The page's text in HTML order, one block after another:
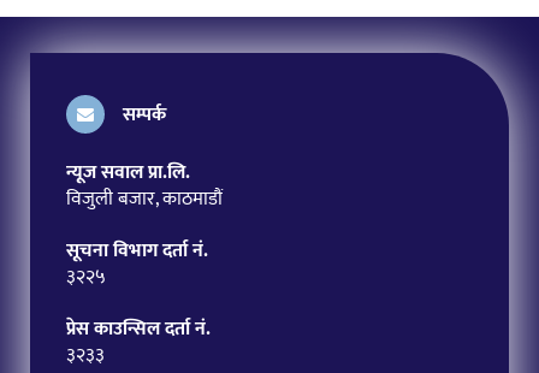
सम्पर्क
न्यूज सवाल प्रा.लि.
विजुली बजार, काठमाडौं
सूचना विभाग दर्ता नं.
३२२५
प्रेस काउन्सिल दर्ता नं.
३२३३